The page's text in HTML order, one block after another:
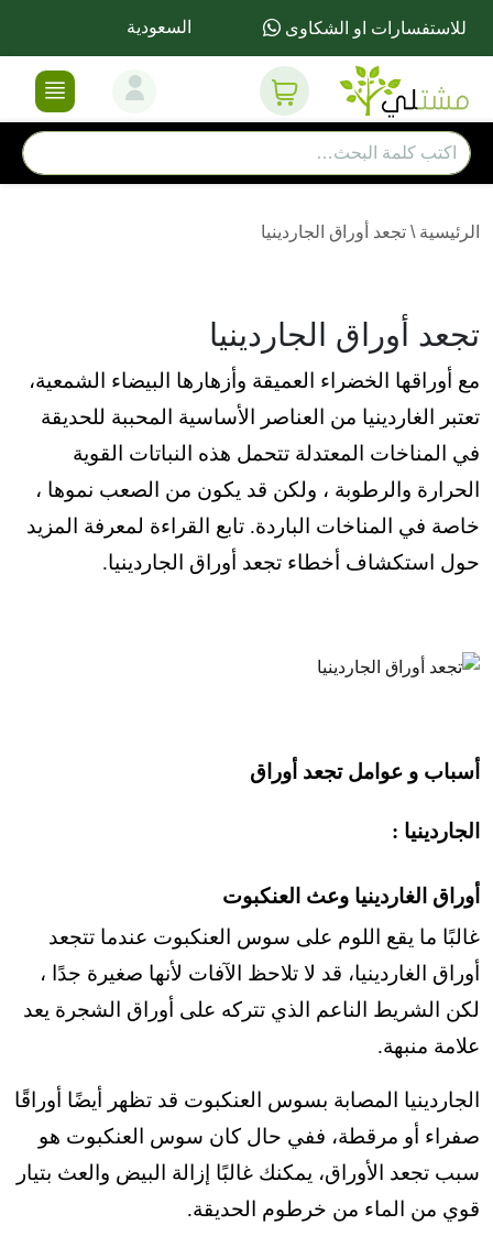
للاستفسارات او الشكاوى السعودية
الرئيسية \ تجعد أوراق الجاردينيا
تجعد أوراق الجاردينيا
مع أوراقها الخضراء العميقة وأزهارها البيضاء الشمعية،
تعتبر الغاردينيا من العناصر الأساسية المحببة للحديقة
في المناخات المعتدلة تتحمل هذه النباتات القوية
الحرارة والرطوبة ، ولكن قد يكون من الصعب نموها ،
خاصة في المناخات الباردة. تابع القراءة لمعرفة المزيد
حول استكشاف أخطاء تجعد أوراق الجاردينيا.
أسباب و عوامل تجعد أوراق
الجاردينيا :
أوراق الغاردينيا وعث العنكبوت
غالبًا ما يقع اللوم على سوس العنكبوت عندما تتجعد
أوراق الغاردينيا، قد لا تلاحظ الآفات لأنها صغيرة جدًا ،
لكن الشريط الناعم الذي تتركه على أوراق الشجرة يعد
علامة منبهة.
الجاردينيا المصابة بسوس العنكبوت قد تظهر أيضًا أوراقًا
صفراء أو مرقطة، ففي حال كان سوس العنكبوت هو
سبب تجعد الأوراق، يمكنك غالبًا إزالة البيض والعث بتيار
قوي من الماء من خرطوم الحديقة.